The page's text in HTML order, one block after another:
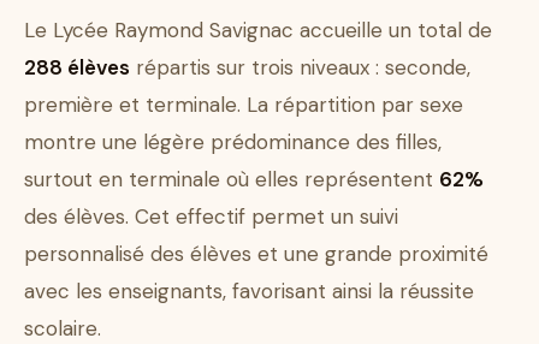
Le Lycée Raymond Savignac accueille un total de
288 élèves répartis sur trois niveaux : seconde,
première et terminale. La répartition par sexe
montre une légère prédominance des filles,
surtout en terminale où elles représentent 62%
des élèves. Cet effectif permet un suivi
personnalisé des élèves et une grande proximité
avec les enseignants, favorisant ainsi la réussite
scolaire.